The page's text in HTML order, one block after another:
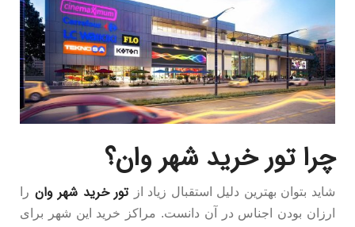
چرا تور خرید شهر وان؟
شاید بتوان بهترین دلیل استقبال زیاد از تور خرید شهر وان را
ارزان بودن اجناس در آن دانست. مراکز خرید این شهر برای